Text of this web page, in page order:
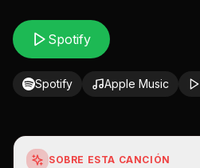
Spotify
Spotify Apple Music
SOBRE ESTA CANCIÓN